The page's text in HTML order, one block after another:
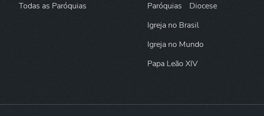
Todas as Paróquias Paróquias
Diocese
Igreja no Brasil
Igreja no Mundo
Papa Leão XIV